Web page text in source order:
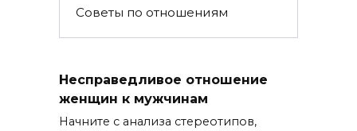
Советы по отношениям
Несправедливое отношение
женщин к мужчинам
Начните с анализа стереотипов,